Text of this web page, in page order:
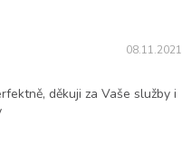
08.11.2021
děkuji za Vaše služby i